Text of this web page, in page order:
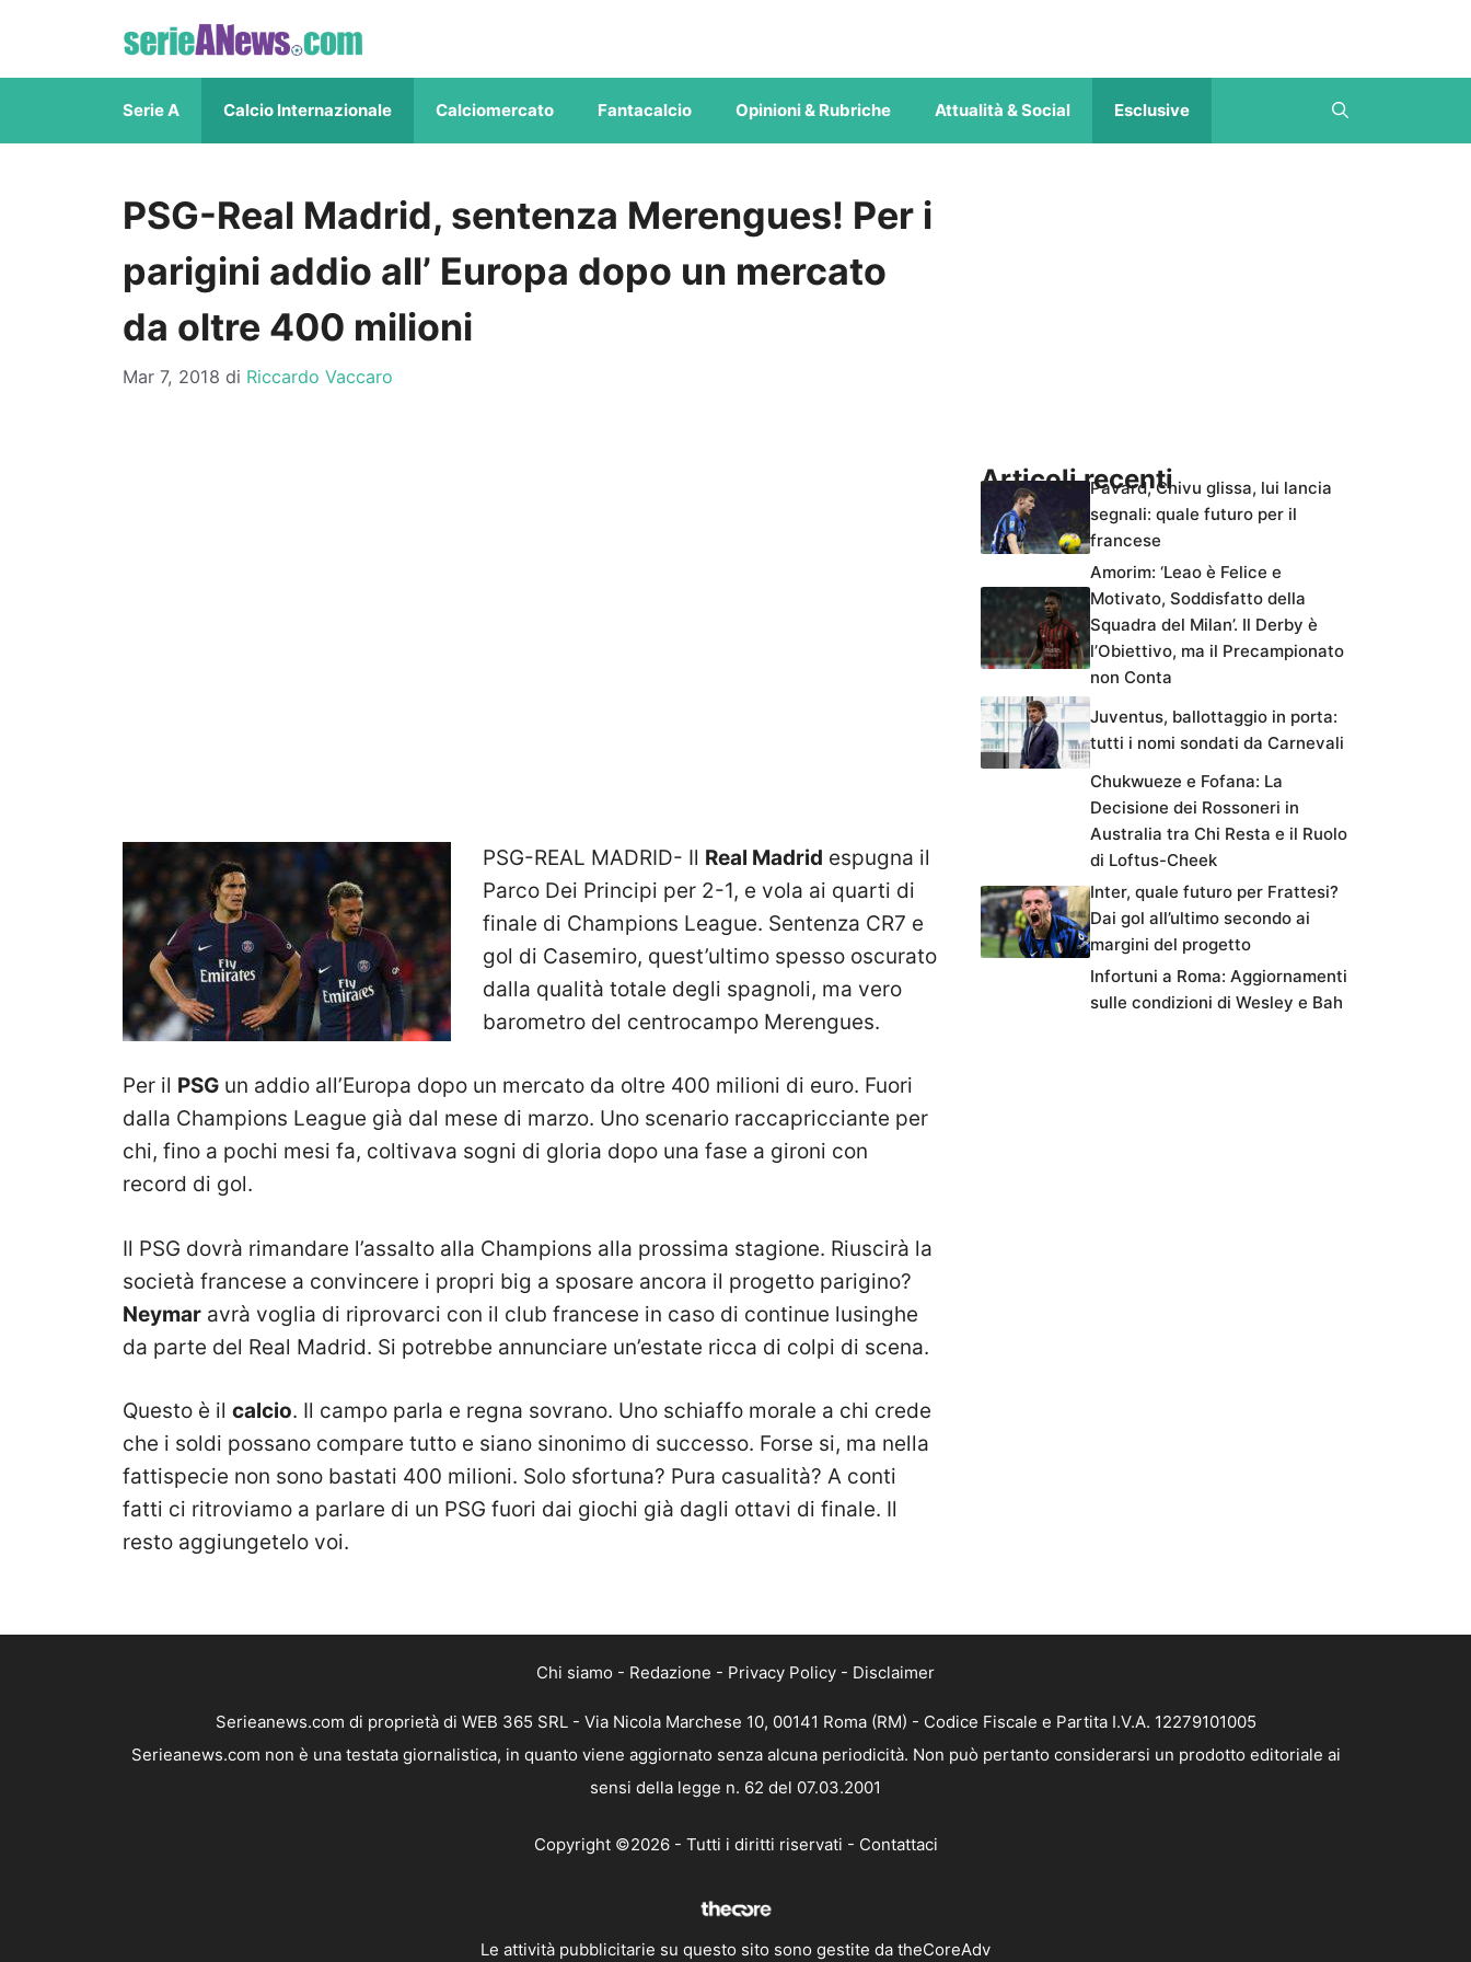
contenuto
Serie A Calcio Internazionale Calciomercato Fantacalcio Opinioni & Rubriche Attualità & Social Esclusive
PSG-Real Madrid, sentenza Merengues! Per i
parigini addio all’ Europa dopo un mercato
da oltre 400 milioni
Mar 7, 2018 di Riccardo Vaccaro
PSG-REAL MADRID- Il Real Madrid espugna il
Parco Dei Principi per 2-1, e vola ai quarti di
finale di Champions League. Sentenza CR7 e
gol di Casemiro, quest’ultimo spesso oscurato
dalla qualità totale degli spagnoli, ma vero
barometro del centrocampo Merengues.
Per il PSG un addio all’Europa dopo un mercato da oltre 400 milioni di euro. Fuori
dalla Champions League già dal mese di marzo. Uno scenario raccapricciante per
chi, fino a pochi mesi fa, coltivava sogni di gloria dopo una fase a gironi con
record di gol.
Il PSG dovrà rimandare l’assalto alla Champions alla prossima stagione. Riuscirà la
società francese a convincere i propri big a sposare ancora il progetto parigino?
Neymar avrà voglia di riprovarci con il club francese in caso di continue lusinghe
da parte del Real Madrid. Si potrebbe annunciare un’estate ricca di colpi di scena.
Questo è il calcio. Il campo parla e regna sovrano. Uno schiaffo morale a chi crede
che i soldi possano compare tutto e siano sinonimo di successo. Forse si, ma nella
fattispecie non sono bastati 400 milioni. Solo sfortuna? Pura casualità? A conti
fatti ci ritroviamo a parlare di un PSG fuori dai giochi già dagli ottavi di finale. Il
resto aggiungetelo voi.
Articoli recentiPavard, Chivu glissa, lui lancia
segnali: quale futuro per il
francese
Amorim: ‘Leao è Felice e
Motivato, Soddisfatto della
Squadra del Milan’. Il Derby è
l’Obiettivo, ma il Precampionato
non Conta
Juventus, ballottaggio in porta:
tutti i nomi sondati da Carnevali
Chukwueze e Fofana: La
Decisione dei Rossoneri in
Australia tra Chi Resta e il Ruolo
di Loftus-Cheek
Inter, quale futuro per Frattesi?
Dai gol all’ultimo secondo ai
margini del progetto
Infortuni a Roma: Aggiornamenti
sulle condizioni di Wesley e Bah
Chi siamo - Redazione - Privacy Policy - Disclaimer
Serieanews.com di proprietà di WEB 365 SRL - Via Nicola Marchese 10, 00141 Roma (RM) - Codice Fiscale e Partita I.V.A. 12279101005
Serieanews.com non è una testata giornalistica, in quanto viene aggiornato senza alcuna periodicità. Non può pertanto considerarsi un prodotto editoriale ai
sensi della legge n. 62 del 07.03.2001
Copyright ©2026 - Tutti i diritti riservati - Contattaci
Le attività pubblicitarie su questo sito sono gestite da theCoreAdv